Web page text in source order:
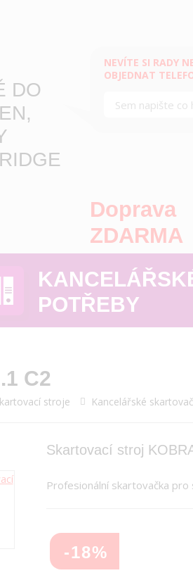
DO
NEVÍTE SI RADY
OBJEDNAT
Doprava
ZDARMA
POTŘEBY
C2
stroje Kancelářské
Skartovací stroj
Profesionální skartovačka
-18%